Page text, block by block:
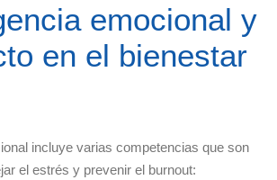
emocional y
en el bienestar
incluye varias competencias que son
el estrés y prevenir el burnout: